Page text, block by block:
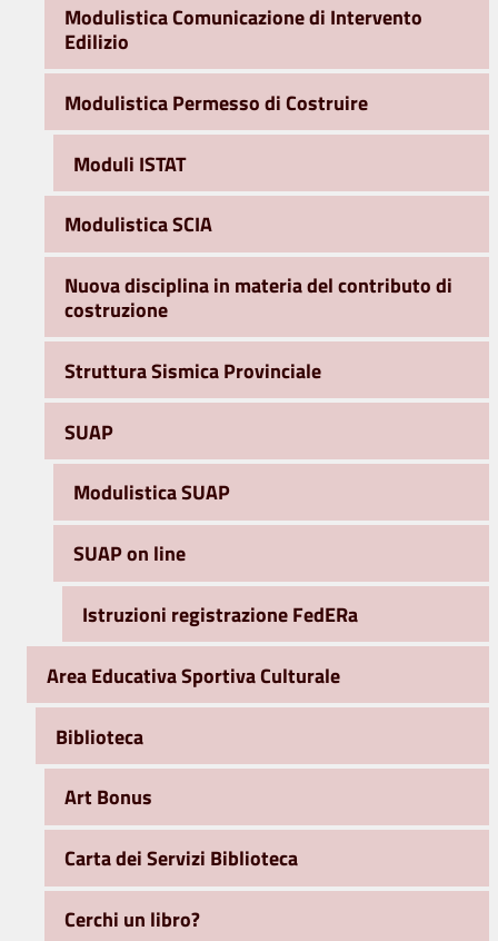
Modulistica Comunicazione di Intervento
Edilizio
Modulistica Permesso di Costruire
Moduli ISTAT
Modulistica SCIA
Nuova disciplina in materia del contributo di
costruzione
Struttura Sismica Provinciale
SUAP
Modulistica SUAP
SUAP on line
Istruzioni registrazione FedERa
Area Educativa Sportiva Culturale
Biblioteca
Art Bonus
Carta dei Servizi Biblioteca
Cerchi un libro?